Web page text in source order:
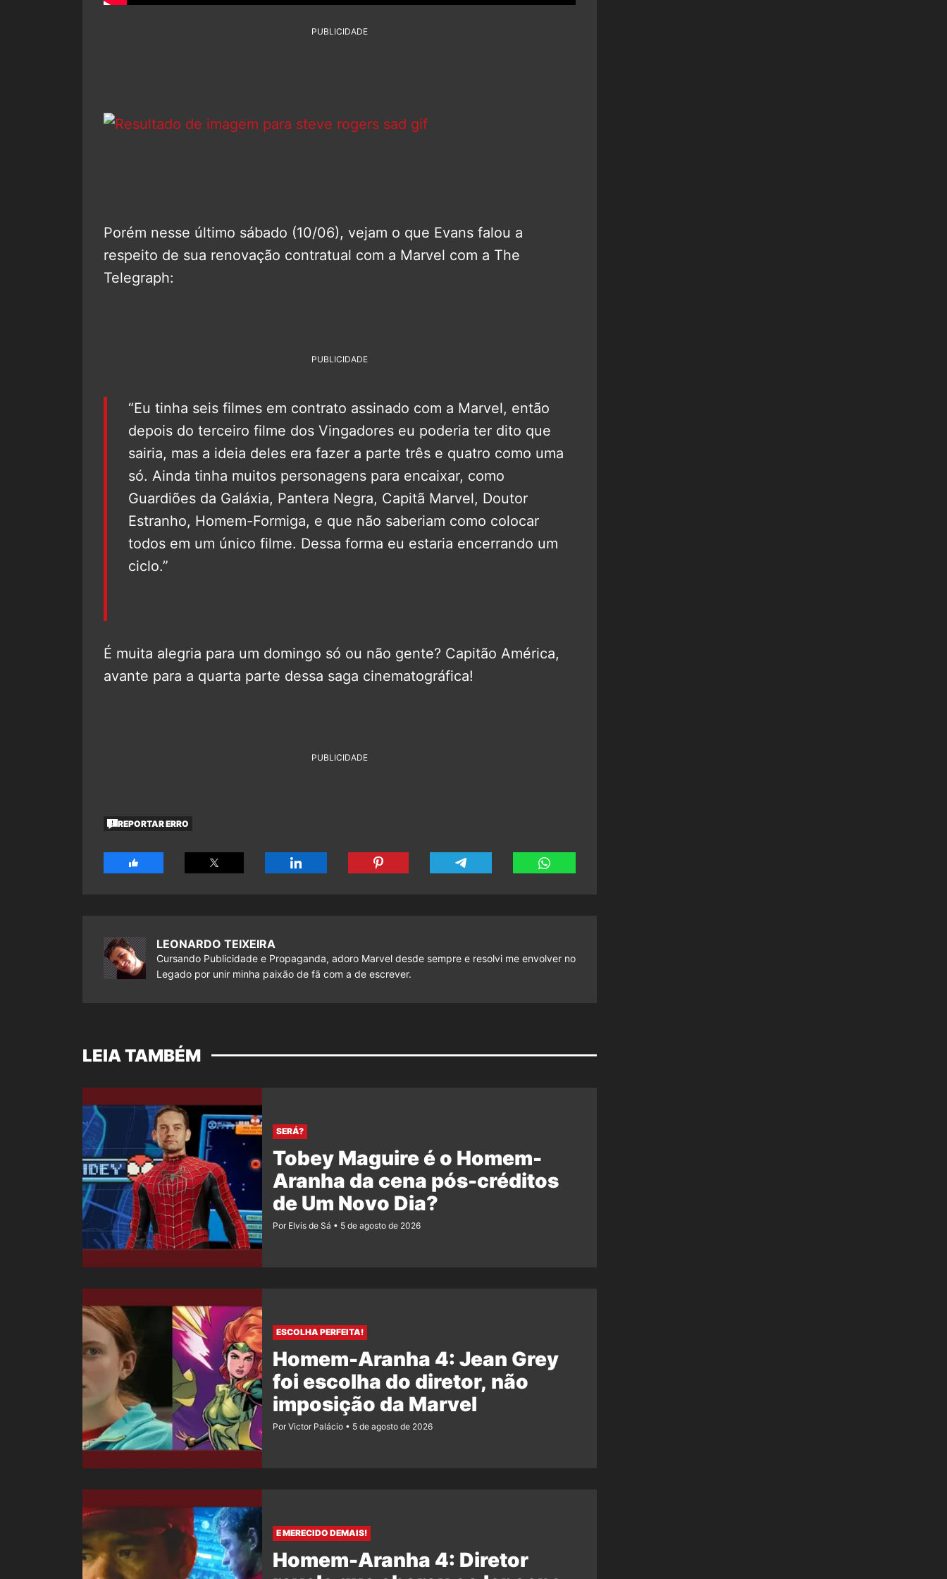
PUBLICIDADE
Porém nesse último sábado (10/06), vejam o que Evans falou a
respeito de sua renovação contratual com a Marvel com a The
Telegraph:
PUBLICIDADE
“Eu tinha seis filmes em contrato assinado com a Marvel, então
depois do terceiro filme dos Vingadores eu poderia ter dito que
sairia, mas a ideia deles era fazer a parte três e quatro como uma
só. Ainda tinha muitos personagens para encaixar, como
Guardiões da Galáxia, Pantera Negra, Capitã Marvel, Doutor
Estranho, Homem-Formiga, e que não saberiam como colocar
todos em um único filme. Dessa forma eu estaria encerrando um
ciclo.”
É muita alegria para um domingo só ou não gente? Capitão América,
avante para a quarta parte dessa saga cinematográfica!
PUBLICIDADE
REPORTAR ERRO
LEONARDO TEIXEIRA
Cursando Publicidade e Propaganda, adoro Marvel desde sempre e resolvi me envolver no
Legado por unir minha paixão de fã com a de escrever.
LEIA TAMBÉM
SERÁ?
Tobey Maguire é o Homem-
Aranha da cena pós-créditos
de Um Novo Dia?
Por Elvis de Sá 5 de agosto de 2026
ESCOLHA PERFEITA!
Homem-Aranha 4: Jean Grey
foi escolha do diretor, não
imposição da Marvel
Por Victor Palácio 5 de agosto de 2026
E MERECIDO DEMAIS!
Homem-Aranha 4: Diretor